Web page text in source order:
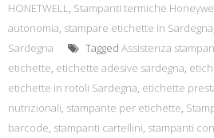
HONETWELL, Stampanti termiche
autonomia, stampare etichette in Sardegna
Sardegna
Tagged Assistenza
etichette, etichette adesive sardegna,
etichette in rotoli Sardegna, etichette
nutrizionali, stampante per etichette,
barcode, stampanti cartellini, stampanti